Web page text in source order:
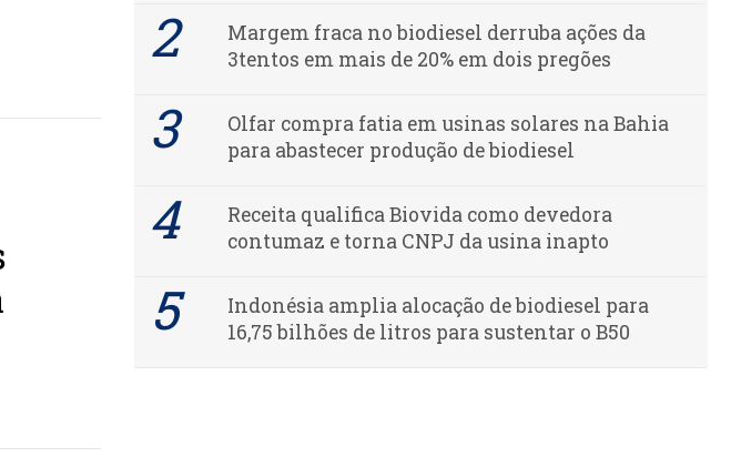
Margem fraca no biodiesel derruba ações da
3tentos em mais de 20% em dois pregões
Olfar compra fatia em usinas solares na Bahia
para abastecer produção de biodiesel
Receita qualifica Biovida como devedora
contumaz e torna CNPJ da usina inapto
Indonésia amplia alocação de biodiesel para
16,75 bilhões de litros para sustentar o B50